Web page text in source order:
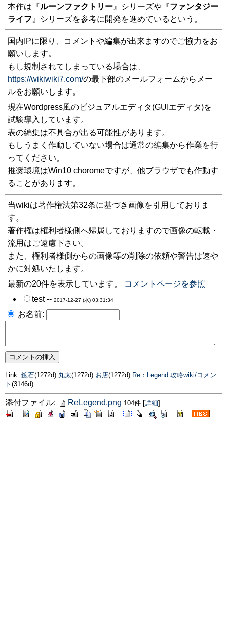
本作は『ルーンファクトリー 』シリーズや『ファンタジー
ライフ 』シリーズを参考に開発を進めているという。
国内IPに限り、コメントや編集が出来ますのでご協力をお
願いします。
もし規制されてしまっている場合は、
https://wikiwiki7.com/の最下部のメールフォームからメー
ルをお願いします。
現在Wordpress風のビジュアルエディタ(GUIエディタ)を
試験導入しています。
表の編集は不具合が出る可能性があります。
もしうまく作動していない場合は通常の編集から作業を行
ってください。
推奨環境はWin10 choromeですが、他ブラウザでも作動す
ることがあります。
当wikiは著作権法第32条に基づき画像を引用しておりま
す。
著作権は権利者様側へ帰属しておりますので画像の転載・
流用はご遠慮下さい。
また、権利者様側からの画像等の削除の依頼や警告は速や
かに対処いたします。
最新の20件を表示しています。
コメントページを参照
test -- 2017-12-27 (水) 03:31:34
お名前:
Link: 鉱石(1272d) 丸太(1272d) お店(1272d) Re：Legend 攻略wiki/コメン
ト (3146d)
添付ファイル: ReLegend.png 104件 [詳細]